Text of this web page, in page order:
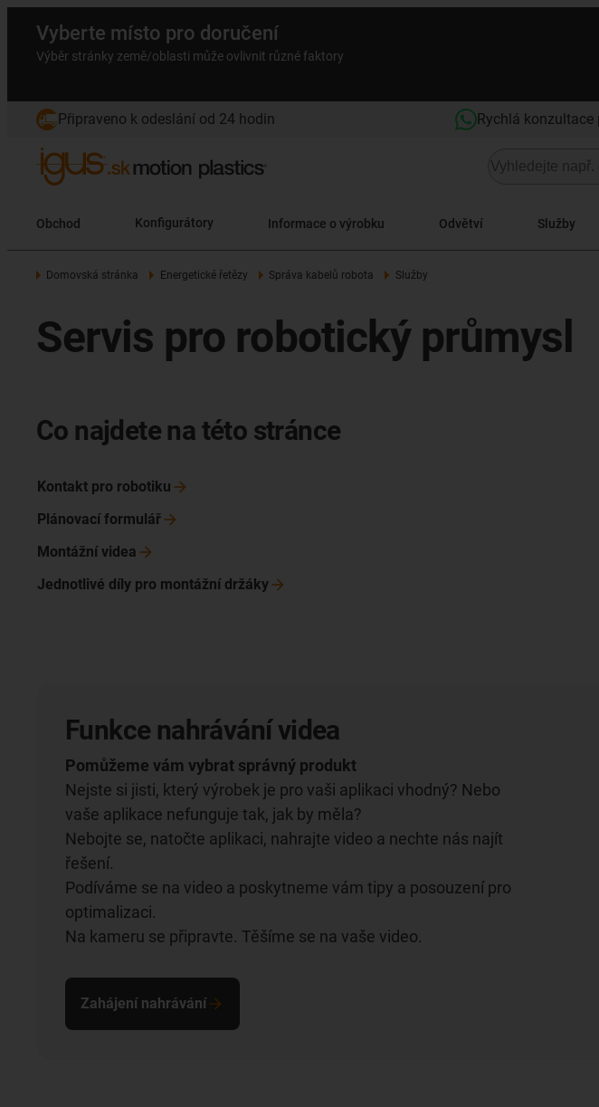
Vyberte místo pro doručení
Výběr stránky země/oblasti může ovlivnit různé faktory
Připraveno k odeslání od 24 hodin Rychlá
Obchod Konfigurátory Informace o výrobku Odvětví Služby
Domovská stránka Energetické řetězy Správa kabelů robota Služby
Servis pro robotický průmysl
Co najdete na této stránce
Kontakt pro robotiku
Plánovací formulář
Montážní videa
Jednotlivé díly pro montážní držáky
Funkce nahrávání videa
Pomůžeme vám vybrat správný produkt
Nejste si jisti, který výrobek je pro vaši aplikaci vhodný? Nebo
vaše aplikace nefunguje tak, jak by měla?
Nebojte se, natočte aplikaci, nahrajte video a nechte nás najít
řešení.
Podíváme se na video a poskytneme vám tipy a posouzení pro
optimalizaci.
Na kameru se připravte. Těšíme se na vaše video.
Zahájení nahrávání